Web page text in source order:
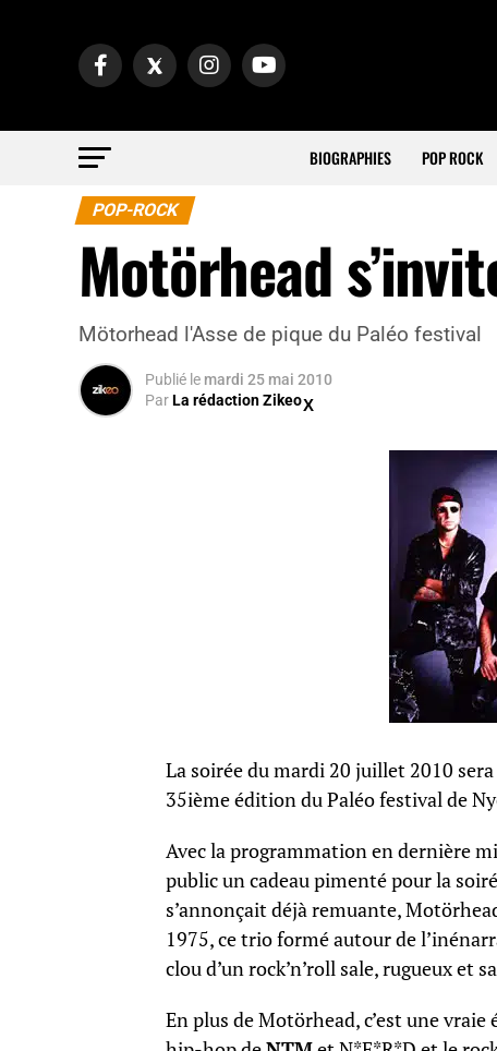
BIOGRAPHIES POP ROCK
POP-ROCK
Motörhead
Mötorhead l'Asse de pique du Paléo festival
Publié le mardi 25 mai 2010
ParLa rédaction Zikeo
La soirée du mardi 20 juillet 2010
35ième édition du Paléo festival de
Avec la programmation en dernière
public un cadeau pimenté pour la
s’annonçait déjà remuante,
1975, ce trio formé autour de
clou d’un rock’n’roll sale, rugueux et
En plus de Motörhead, c’est une